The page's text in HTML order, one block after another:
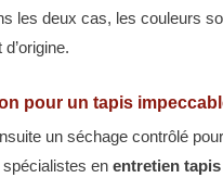
les deux cas, les couleurs
pour un tapis
un séchage contrôlé
en entretien